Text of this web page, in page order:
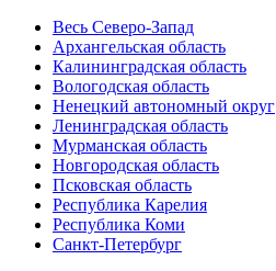
Весь Северо-Запад
Архангельская область
Калининградская область
Вологодская область
Ненецкий автономный округ
Ленинградская область
Мурманская область
Новгородская область
Псковская область
Республика Карелия
Республика Коми
Санкт-Петербург